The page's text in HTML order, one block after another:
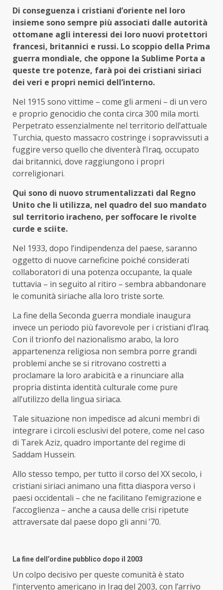
Di conseguenza i cristiani d’oriente nel loro
insieme sono sempre più associati dalle autorità
ottomane agli interessi dei loro nuovi protettori
francesi, britannici e russi. Lo scoppio della Prima
guerra mondiale, che oppone la Sublime Porta a
queste tre potenze, farà poi dei cristiani siriaci
dei veri e propri nemici dell’interno.
Nel 1915 sono vittime – come gli armeni – di un vero
e proprio genocidio che conta circa 300 mila morti.
Perpetrato essenzialmente nel territorio dell’attuale
Turchia, questo massacro costringe i sopravvissuti a
fuggire verso quello che diventerà l’Iraq, occupato
dai britannici, dove raggiungono i propri
correligionari.
Qui sono di nuovo strumentalizzati dal Regno
Unito che li utilizza, nel quadro del suo mandato
sul territorio iracheno, per soffocare le rivolte
curde e sciite.
Nel 1933, dopo l’indipendenza del paese, saranno
oggetto di nuove carneficine poiché considerati
collaboratori di una potenza occupante, la quale
tuttavia – in seguito al ritiro – sembra abbandonare
le comunità siriache alla loro triste sorte.
La fine della Seconda guerra mondiale inaugura
invece un periodo più favorevole per i cristiani d’Iraq.
Con il trionfo del nazionalismo arabo, la loro
appartenenza religiosa non sembra porre grandi
problemi anche se si ritrovano costretti a
proclamare la loro arabicità e a rinunciare alla
propria distinta identità culturale come pure
all’utilizzo della lingua siriaca.
Tale situazione non impedisce ad alcuni membri di
integrare i circoli esclusivi del potere, come nel caso
di Tarek Aziz, quadro importante del regime di
Saddam Hussein.
Allo stesso tempo, per tutto il corso del XX secolo, i
cristiani siriaci animano una fitta diaspora verso i
paesi occidentali – che ne facilitano l’emigrazione e
l’accoglienza – anche a causa delle crisi ripetute
attraversate dal paese dopo gli anni ’70.
La fine dell’ordine pubblico dopo il 2003
Un colpo decisivo per queste comunità è stato
l’intervento americano in Iraq del 2003, con l’arrivo